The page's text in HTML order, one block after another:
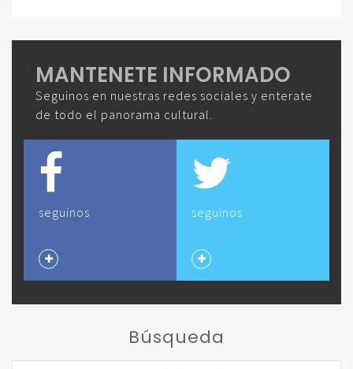
MANTENETE INFORMADO
Seguinos en nuestras redes sociales y enterate
de todo el panorama cultural.
seguinos seguinos
Búsqueda